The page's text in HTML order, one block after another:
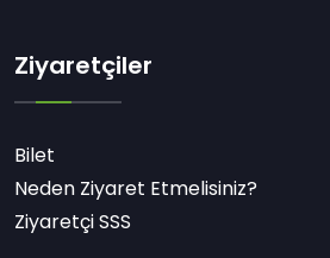
Ziyaretçiler
Bilet
Neden Ziyaret Etmelisiniz?
Ziyaretçi SSS